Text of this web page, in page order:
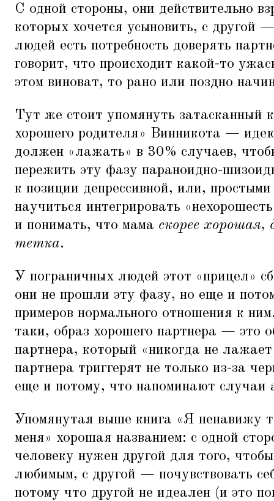
С одной стороны, они действительно
которых хочется усыновить, с другой
людей есть потребность доверять
говорит, что происходит какой-то
этом виноват, то рано или поздно
Тут же стоит упомянуть затасканный
хорошего родителя» Винникота —
должен «лажать» в 30% случаев,
пережить эту фазу параноидно-
к позиции депрессивной, или,
научиться интегрировать «
и понимать, что мама скорее хорошая,
тетка.
У пограничных людей этот «прицел»
они не прошли эту фазу, но еще и
примеров нормального отношения к
таки, образ хорошего партнера — это
партнера, который «никогда не
партнера триггерят не только из-за
еще и потому, что напоминают случаи
Упомянутая выше книга «Я ненавижу
меня» хорошая названием: с одной
человеку нужен другой для того,
любимым, с другой — почувствовать
потому что другой не идеален (и это